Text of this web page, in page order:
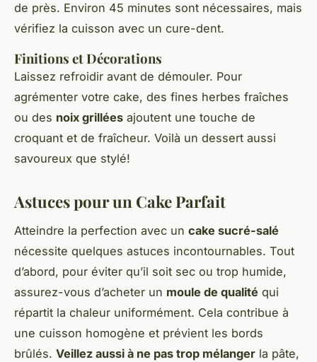
de près. Environ 45 minutes sont nécessaires, mais
vérifiez la cuisson avec un cure-dent.
Finitions et Décorations
Laissez refroidir avant de démouler. Pour
agrémenter votre cake, des fines herbes fraîches
ou des noix grillées ajoutent une touche de
croquant et de fraîcheur. Voilà un dessert aussi
savoureux que stylé!
Astuces pour un Cake Parfait
Atteindre la perfection avec un cake sucré-salé
nécessite quelques astuces incontournables. Tout
d’abord, pour éviter qu’il soit sec ou trop humide,
assurez-vous d’acheter un moule de qualité qui
répartit la chaleur uniformément. Cela contribue à
une cuisson homogène et prévient les bords
brûlés. Veillez aussi à ne pas trop mélanger la pâte,